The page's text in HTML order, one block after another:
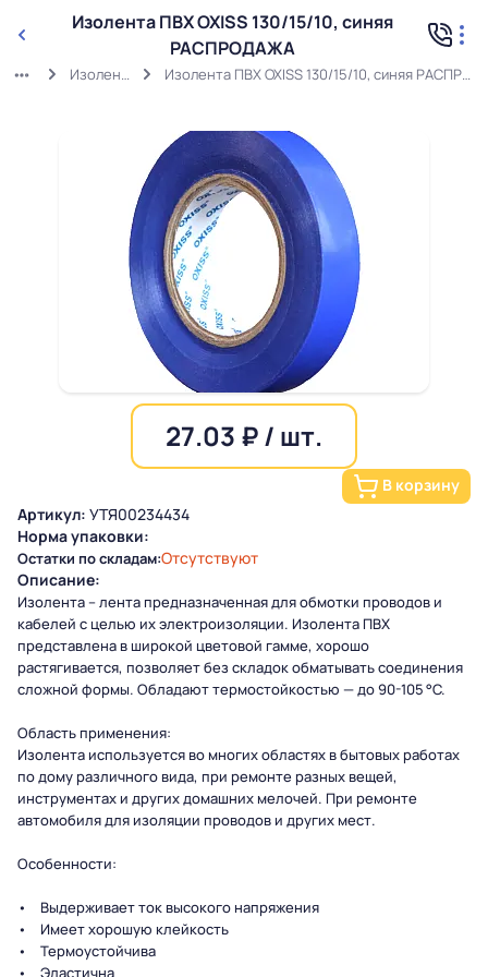
Изолента ПВХ OXISS 130/15/10, синяя
РАСПРОДАЖА
Изолента Изолента ПВХ OXISS 130/15/10, синяя РАСПРОДАЖА
27.03 ₽ / шт.
В корзину
Артикул: УТЯ00234434
Норма упаковки:
Остатки по складам:Отсутствуют
Описание:
Изолента –лента предназначенная для обмотки проводов и
кабелей с целью их электроизоляции. Изолента ПВХ
представлена в широкой цветовой гамме, хорошо
растягивается, позволяет без складок обматывать соединения
сложной формы. Обладают термостойкостью — до 90-105 °C.
Область применения:
Изолента используется во многих областях в бытовых работах
по дому различного вида, при ремонте разных вещей,
инструментах и других домашних мелочей. При ремонте
автомобиля для изоляции проводов и других мест.
Особенности:
• Выдерживает ток высокого напряжения
• Имеет хорошую клейкость
• Термоустойчива
• Эластична